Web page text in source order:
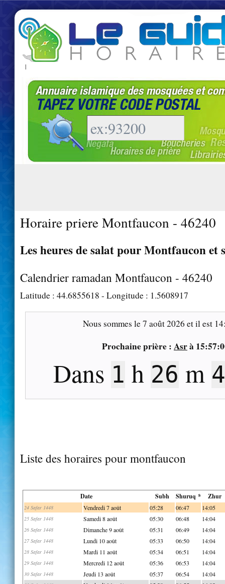
|
Horaire priere Montfaucon - 46240
Les heures de salat pour Montfaucon et
Calendrier ramadan Montfaucon - 46240
Latitude : 44.6855618 - Longitude : 1.5608917
Nous sommes le7 août 2026 et il est
Prochaine prière : Asrà
Dans 1 h 26 m
Liste des horaires pour montfaucon
Date Subh Shuruq * Zhur
24 Safar 1448 Vendredi 7 août 05:28 06:47 14:05
25 Safar 1448 Samedi 8 août 05:30 06:48 14:04
26 Safar 1448 Dimanche 9 août 05:31 06:49 14:04
27 Safar 1448 Lundi 10 août 05:33 06:50 14:04
28 Safar 1448 Mardi 11 août 05:34 06:51 14:04
29 Safar 1448 Mercredi 12 août 05:36 06:53 14:04
30 Safar 1448 Jeudi 13 août 05:37 06:54 14:04